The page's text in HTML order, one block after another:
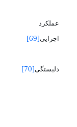
عملکرد
اجرایی[69]
دلبستگی[70]